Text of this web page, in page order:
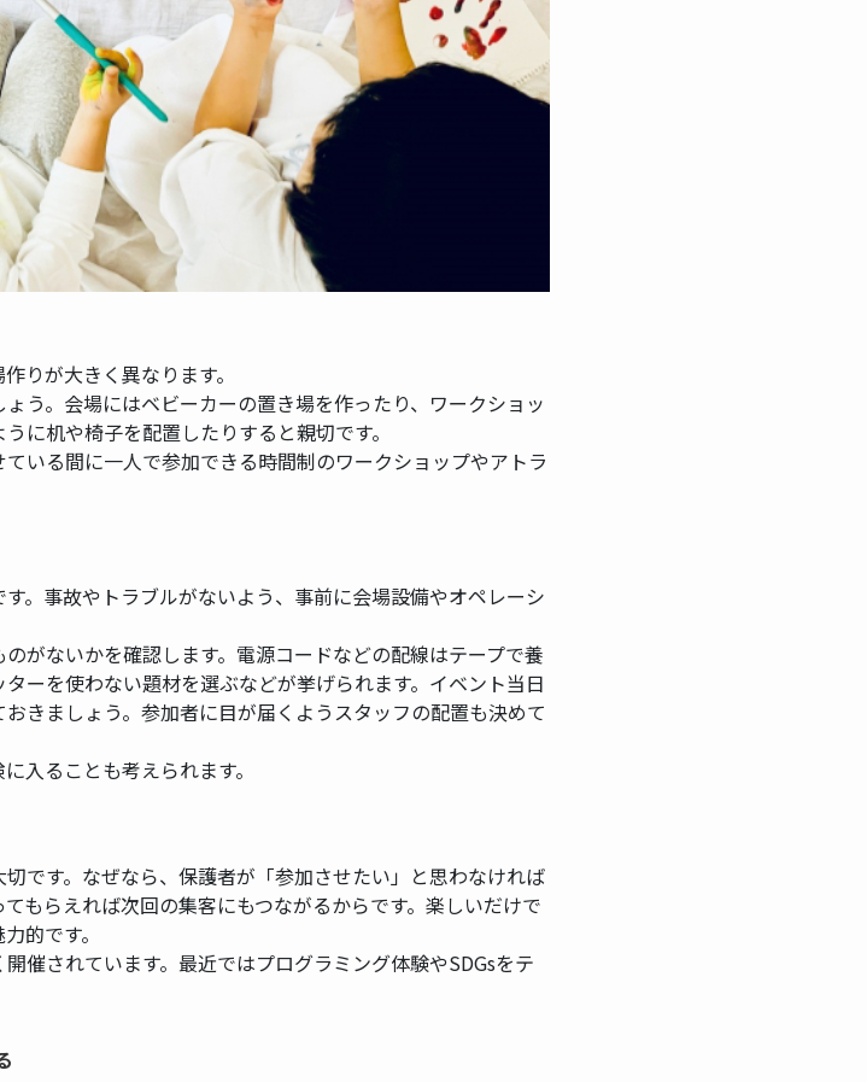
りが大きく異なります。
う。会場にはベビーカーの置き場を作ったり、ワークショッ
に机や椅子を配置したりすると親切です。
いる間に一人で参加できる時間制のワークショップやアトラ
。事故やトラブルがないよう、事前に会場設備やオペレーシ
がないかを確認します。電源コードなどの配線はテープで養
ーを使わない題材を選ぶなどが挙げられます。イベント当日
きましょう。参加者に目が届くようスタッフの配置も決めて
入ることも考えられます。
です。なぜなら、保護者が「参加させたい」と思わなければ
もらえれば次回の集客にもつながるからです。楽しいだけで
的です。
催されています。最近ではプログラミング体験やSDGsをテ